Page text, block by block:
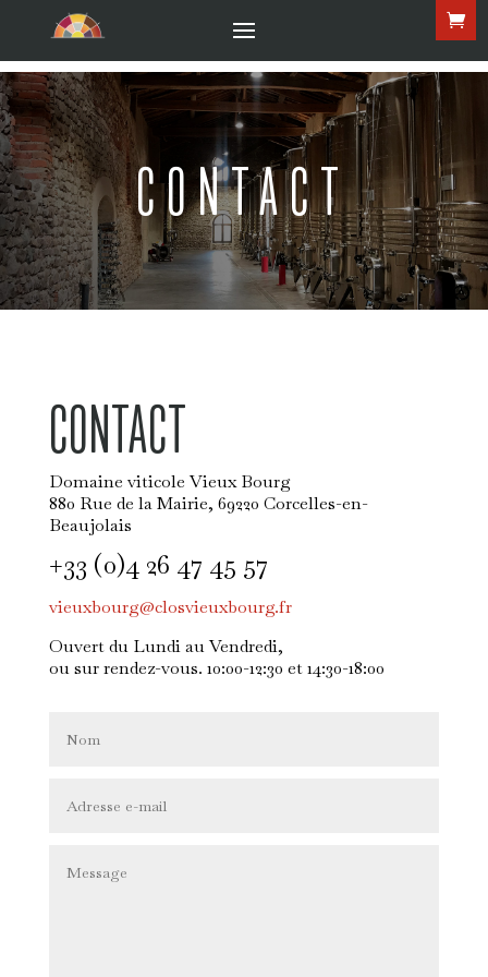
CONTACT
CONTACT
Domaine viticole Vieux Bourg
880 Rue de la Mairie, 69220 Corcelles-en-
Beaujolais
+33 (0)4 26 47 45 57
vieuxbourg@closvieuxbourg.fr
Ouvert du Lundi au Vendredi,
ou sur rendez-vous. 10:00-12:30 et 14:30-18:00